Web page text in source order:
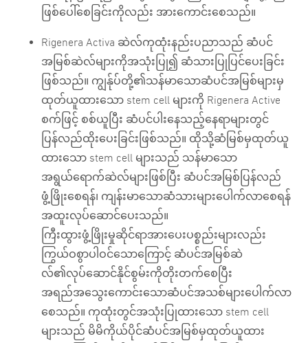
ဖြစ်ပေါ်စေခြင်းကိုလည်း အားကောင်းစေသည်။
Rigenera Activa ဆဲလ်ကုထုံးနည်းပညာသည် ဆံပင်
အမြစ်ဆဲလ်များကိုအသုံးပြု၍ ဆံသားပြုပြင်ပေးခြင်း
ဖြစ်သည်။ ကျွန်ုပ်တို့၏သန်မာသောဆံပင်အမြစ်များမှ
ထုတ်ယူထားသော stem cell များကို Rigenera Active
စက်ဖြင့် စစ်ယူပြီး ဆံပင်ပါးနေသည့်နေရာများတွင်
ပြန်လည်ထိုးပေးခြင်းဖြစ်သည်။ ထိုသို့ဆံမြစ်မှထုတ်ယူ
ထားသော stem cell များသည် သန်မာသော
အရွယ်ရောက်ဆဲလ်များဖြစ်ပြီး ဆံပင်အမြစ်ပြန်လည်
ဖွံ့ဖြိုးစေရန်၊ ကျန်းမာသောဆံသားများပေါက်လာစေရန်
အထူးလုပ်ဆောင်ပေးသည်။
ကြီးထွားဖွံ့ဖြိုးမှုဆိုင်ရာအားပေးပစ္စည်းများလည်း
ကြွယ်ဝစွာပါဝင်သောကြောင့် ဆံပင်အမြစ်ဆဲ
လ်၏လုပ်ဆောင်နိုင်စွမ်းကိုတိုးတက်စေပြီး
အရည်အသွေးကောင်းသောဆံပင်အသစ်များပေါက်လာ
စေသည်။ ကုထုံးတွင်အသုံးပြုထားသော stem cell
များသည် မိမိကိုယ်ပိုင်ဆံပင်အမြစ်မှထုတ်ယူထား